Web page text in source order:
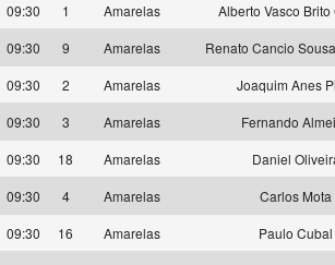
09:30
1 Amarelas
Alberto Vasco Brito
09:30
9 Amarelas
Renato Cancio
09:30
2 Amarelas
Joaquim Anes
09:30
3 Amarelas
Fernando
09:30
18 Amarelas
Daniel
09:30
4 Amarelas
Carlos Mota
09:30
16 Amarelas
Paulo Cubal